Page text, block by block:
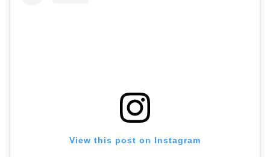
View this post on Instagram